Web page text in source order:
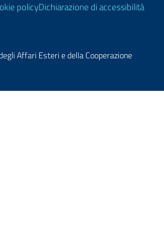
policyDichiarazione di accessibilità
Affari Esteri e della Cooperazione